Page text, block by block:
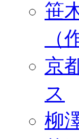
笹
（
京
ス
柳